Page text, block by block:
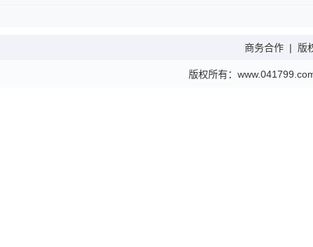
商务合作 | 版
版权所有：